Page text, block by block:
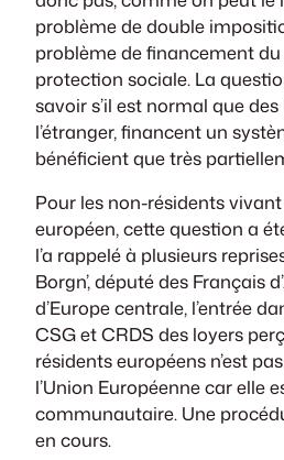
problème de double
problème de financement
protection sociale. La
savoir s’il est normal que
l’étranger, financent un
bénéficient que très
Pour les non-résidents
européen, cette question a
l’a rappelé à plusieurs
Borgn’, député des Français
d’Europe centrale, l’entrée
CSG et CRDS des loyers
résidents européens n’est
l’Union Européenne car elle
communautaire. Une
en cours.